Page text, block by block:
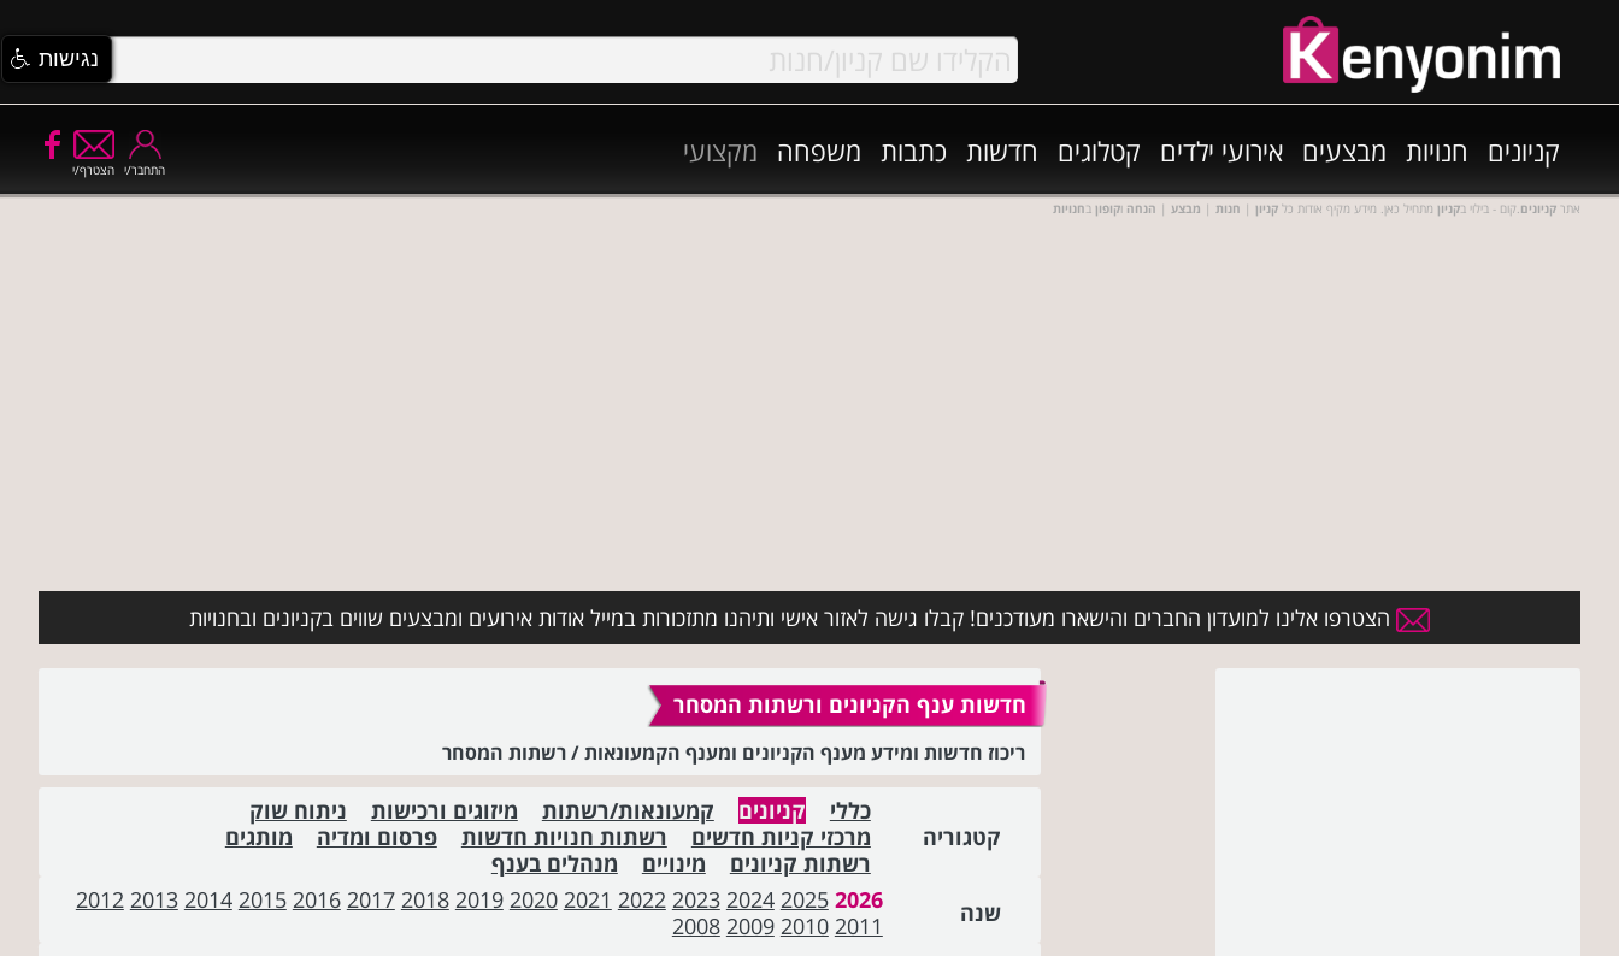
קניונים חנויות מבצעים אירועי ילדים קטלוגים חדשות כתבות משפחה מקצועי
הצטרף/י התחבר/י
אתר קניונים.קום - בילוי בקניון מתחיל כאן. מידע מקיף אודות כל קניון | חנות | מבצע | הנחה וקופון בחנויות
הצטרפו אלינו למועדון החברים והישארו מעודכנים! קבלו גישה לאזור אישי ותיהנו מתזכורות במייל אודות אירועים ומבצעים שווים בקניונים ובחנויות
חדשות ענף הקניונים ורשתות המסחר
ריכוז חדשות ומידע מענף הקניונים ומענף הקמעונאות / רשתות המסחר
קטגוריה
כללי קניונים קמעונאות/רשתות מיזוגים ורכישות
ניתוח שוק
מרכזי קניות חדשים
רשתות חנויות חדשות פרסום ומדיה
מותגים
רשתות קניונים
מינויים
מנהלים בענף
שנה
2026
2025
2024
2023
2022
2021
2020
2019
2018
2017
2016
2015
2014
2013
2012
2011
2010
2009
2008
נגישות